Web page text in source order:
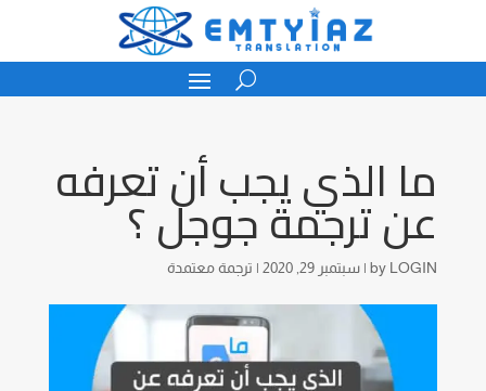
ما الذي يجب أن تعرفه
عن ترجمة جوجل ؟
by LOGIN
| سبتمبر 29, 2020 | ترجمة معتمدة